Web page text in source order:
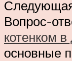
Вопрос-
котенком
основные